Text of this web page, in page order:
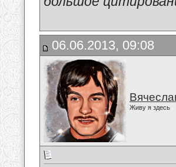
06.06.2013, 09:08
Живу я здесь